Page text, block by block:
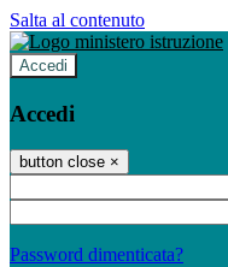
Salta al contenuto
Accedi
Accedi
button close ×
Password dimenticata?